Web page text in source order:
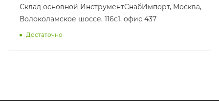
Склад основной ИнструментСнабИмпорт, Москва,
Волоколамское шоссе, 116с1, офис 437
Достаточно